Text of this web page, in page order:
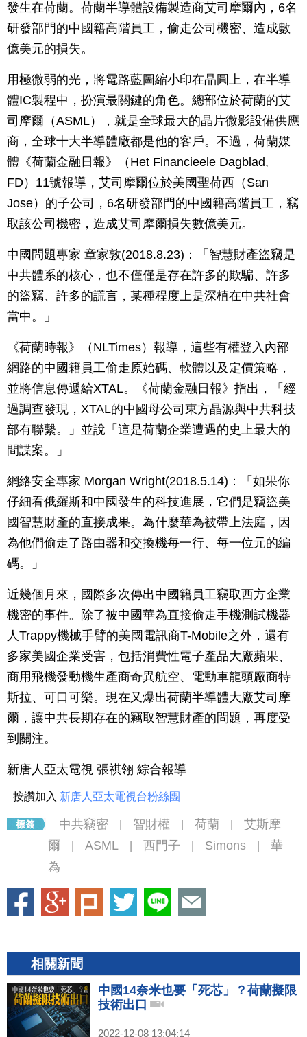
發生在荷蘭。荷蘭半導體設備製造商艾司摩爾內，6名
研發部門的中國籍高階員工，偷走公司機密、造成數
億美元的損失。
用極微弱的光，將電路藍圖縮小印在晶圓上，在半導
體IC製程中，扮演最關鍵的角色。總部位於荷蘭的艾
司摩爾（ASML），就是全球最大的晶片微影設備供應
商，全球十大半導體廠都是他的客戶。不過，荷蘭媒
體《荷蘭金融日報》（Het Financieele Dagblad,
FD）11號報導，艾司摩爾位於美國聖荷西（San
Jose）的子公司，6名研發部門的中國籍高階員工，竊
取該公司機密，造成艾司摩爾損失數億美元。
中國問題專家 章家敦(2018.8.23)：「智慧財產盜竊是
中共體系的核心，也不僅僅是存在許多的欺騙、許多
的盜竊、許多的謊言，某種程度上是深植在中共社會
當中。」
《荷蘭時報》（NLTimes）報導，這些有權登入內部
網路的中國籍員工偷走原始碼、軟體以及定價策略，
並將信息傳遞給XTAL。《荷蘭金融日報》指出，「經
過調查發現，XTAL的中國母公司東方晶源與中共科技
部有聯繫。」並說「這是荷蘭企業遭遇的史上最大的
間諜案。」
網絡安全專家 Morgan Wright(2018.5.14)：「如果你
仔細看俄羅斯和中國發生的科技進展，它們是竊盜美
國智慧財產的直接成果。為什麼華為被帶上法庭，因
為他們偷走了路由器和交換機每一行、每一位元的編
碼。」
近幾個月來，國際多次傳出中國籍員工竊取西方企業
機密的事件。除了被中國華為直接偷走手機測試機器
人Trappy機械手臂的美國電訊商T-Mobile之外，還有
多家美國企業受害，包括消費性電子產品大廠蘋果、
商用飛機發動機生產商奇異航空、電動車龍頭廠商特
斯拉、可口可樂。現在又爆出荷蘭半導體大廠艾司摩
爾，讓中共長期存在的竊取智慧財產的問題，再度受
到關注。
新唐人亞太電視 張祺翎 綜合報導
按讚加入 新唐人亞太電視台粉絲團
中共竊密 智財權 荷蘭
艾斯摩
爾
ASML 西門子 Simons
華
為
相關新聞
中國14奈米也要「死芯」？荷蘭擬限
技術出口
2022-12-08 13:04:14